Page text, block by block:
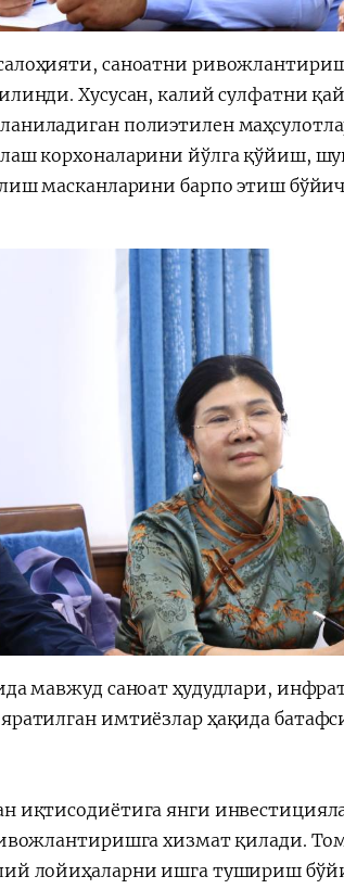
саноатни
Хусусан, калий сулфатни
полиэтилен
корхоналарини йўлга қўйиш,
масканларини барпо этиш
мавжуд саноат ҳудудлари,
имтиёзлар ҳақида
иқтисодиётига янги
хизмат қилади.
лойиҳаларни ишга тушириш